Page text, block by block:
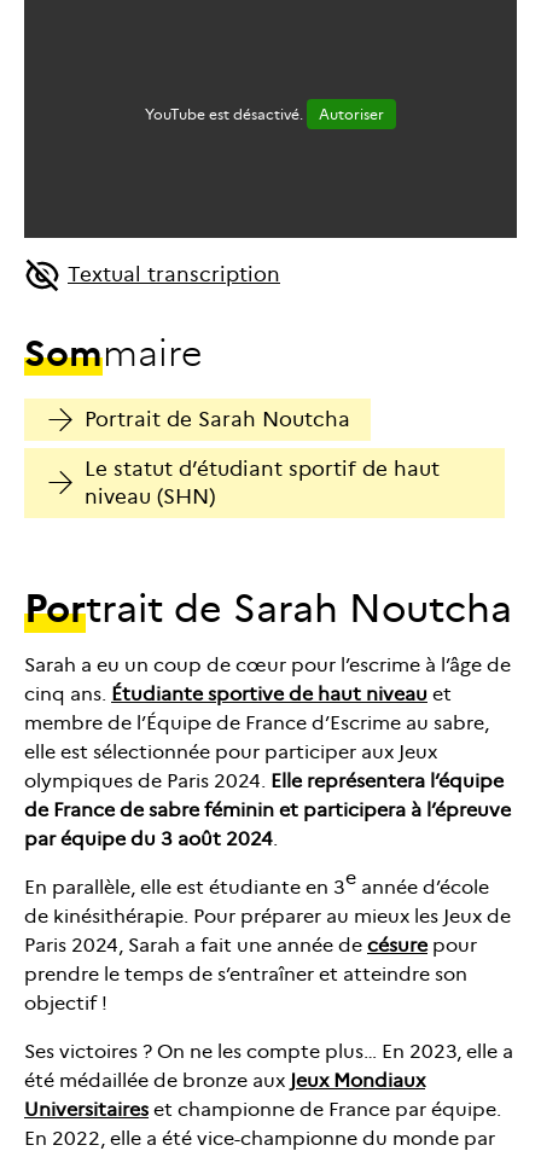
YouTube est désactivé. Autoriser
Textual transcription
Sommaire
Portrait de Sarah Noutcha
Le statut d’étudiant sportif de haut
niveau (SHN)
Portrait de Sarah Noutcha
Sarah a eu un coup de cœur pour l’escrime à l’âge de
cinq ans. Étudiante sportive de haut niveau et
membre de l’Équipe de France d’Escrime au sabre,
elle est sélectionnée pour participer aux Jeux
olympiques de Paris 2024. Elle représentera l’équipe
de France de sabre féminin et participera à l’épreuve
par équipe du 3 août 2024.
En parallèle, elle est étudiante en 3e année d’école
de kinésithérapie. Pour préparer au mieux les Jeux de
Paris 2024, Sarah a fait une année de césurepour
prendre le temps de s’entraîner et atteindre son
objectif !
Ses victoires ? On ne les compte plus… En 2023, elle a
été médaillée de bronze aux Jeux Mondiaux
Universitaires et championne de France par équipe.
En 2022, elle a été vice-championne du monde par